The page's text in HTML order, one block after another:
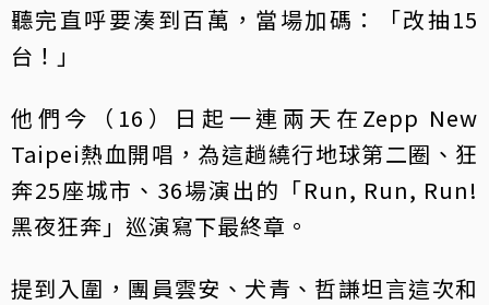
聽完直呼要湊到百萬，當場加碼：「改抽15
台！」
他們今（16）日起一連兩天在Zepp New
Taipei熱血開唱，為這趟繞行地球第二圈、狂
奔25座城市、36場演出的「Run, Run, Run!
黑夜狂奔」巡演寫下最終章。
提到入圍，團員雲安、犬青、哲謙坦言這次和